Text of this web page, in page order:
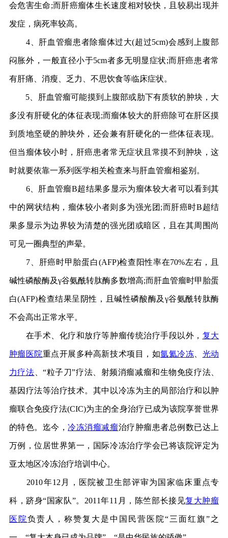
会危害生命;而肝癌瘤体生长速度相对较快，且较易出现并
发症，病死率较高。
4、肝血管瘤患者除瘤体过大(超过5cm)会感到上腹部
闷胀外，一般直径小于5cm者多无明显症状;而肝癌患者常
有肝痛、消瘦、乏力、不思饮食等临床症状。
5、肝血管瘤可能摸到上腹部或肋下有质软的肿块，大
多没有肝硬化的体征表现;而瘤体较大的肝癌除可在肝区摸
到质地坚硬的肿块外，还会兼有肝硬化的一些体征表现。
但当瘤体较小时，肝癌患者常无症状且常摸不到肿块，这
时就要依靠一系列医学相关检查来与肝血管瘤相鉴别。
6、肝血管瘤B超结果多显示为瘤体较大者可以看到其
中的网状结构，瘤体较小者则多为强光团;而肝癌时B超结
果多显示为边界较为清楚的强光团或暗区，且在其周围尚
可见一圈典型的声晕。
7、肝癌时甲胎蛋白(AFP)检查阳性率在70%左右，且
碱性磷酸酶及γ谷氨酰转肽酶多数增高;而肝血管瘤时甲胎蛋
白(AFP)检查结果呈阴性，且碱性磷酸酶及γ谷氨酰转肽酶
不会高出正常水平。
在手术、化疗和放疗等肿瘤传统治疗手段以外， 复大
肿瘤医院重点开展多种高新技术项目，如氩氦冷冻 光动
力疗法 、“粒子刀”疗法、射频消瘤减瘤和生物免疫疗法、
基因疗法等治疗技术。其中以冷冻为主的局部治疗和以肿
瘤联合免疫疗法(CIC)为主的全身治疗已成为该院享誉世界
的特色。迄今，冷冻消瘤减瘤治疗肿瘤患者总例数已达上
万例，位居世界第一，国际冷冻治疗学会已将该院评定为
亚太地区冷冻治疗培训中心。
2010年12月，医院被卫生部评审为国家临床重点专
科，跻身“国家队”。2011年11月，陈竺部长接见复大肿瘤
医院负责人，称赞复大是中国民营医院“三面红旗”之